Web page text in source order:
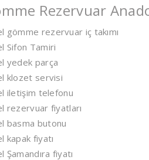
Rezervuar
gömme rezervuar iç takımı
Sifon Tamiri
yedek parça
klozet servisi
iletişim telefonu
rezervuar fiyatları
basma butonu
kapak fiyatı
Şamandıra fiyatı